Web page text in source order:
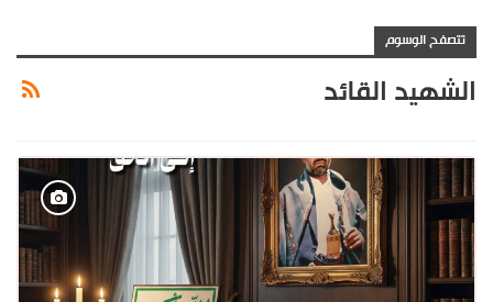
تتصفح الوسوم
الشهيد القائد